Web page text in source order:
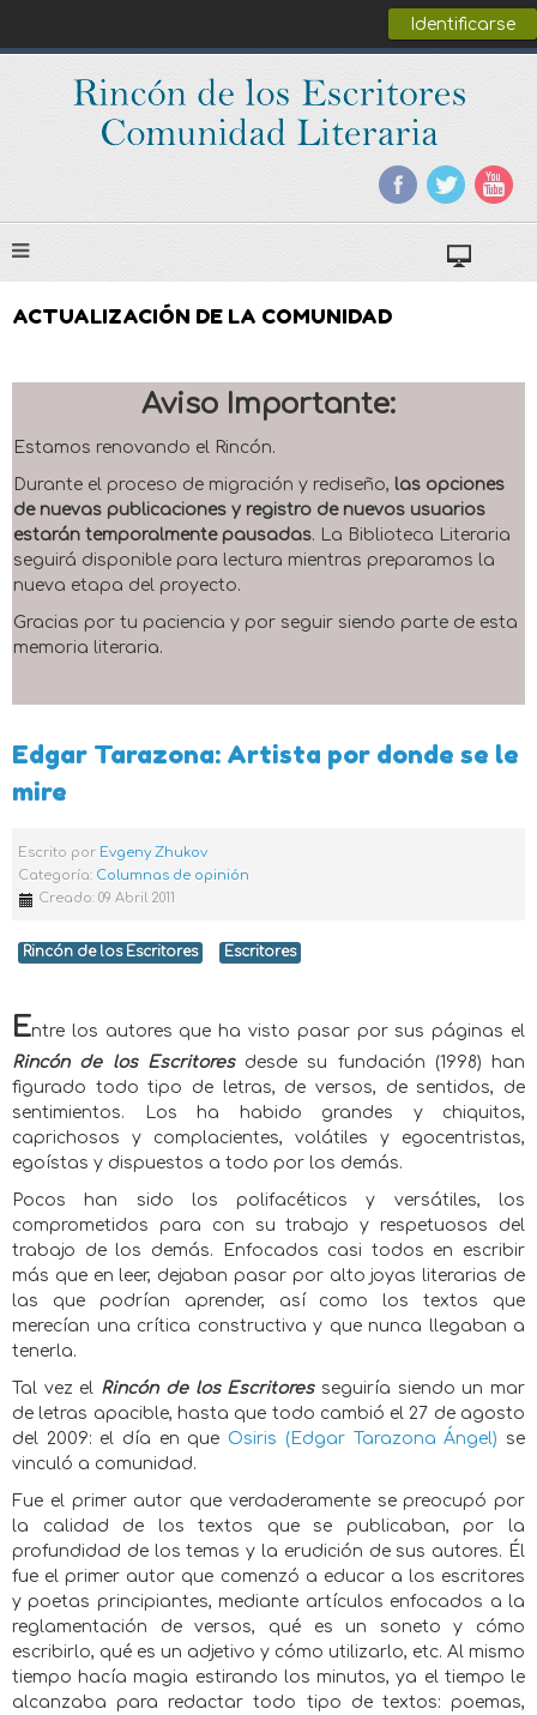
Identificarse
ACTUALIZACIÓN DE LA COMUNIDAD
Aviso Importante:
Estamos renovando el Rincón.
Durante el proceso de migración y rediseño, las opciones
de nuevas publicaciones y registro de nuevos usuarios
estarán temporalmente pausadas. La Biblioteca Literaria
seguirá disponible para lectura mientras preparamos la
nueva etapa del proyecto.
Gracias por tu paciencia y por seguir siendo parte de esta
memoria literaria.
Edgar Tarazona: Artista por donde se le
mire
Escrito por Evgeny Zhukov
Categoría: Columnas de opinión
Creado: 09 Abril 2011
Rincón de los Escritores Escritores
Entre los autores que ha visto pasar por sus páginas el
Rincón de los Escritoresdesde su fundación (1998) han
figurado todo tipo de letras, de versos, de sentidos, de
sentimientos. Los ha habido grandes y chiquitos,
caprichosos y complacientes, volátiles y egocentristas,
egoístas y dispuestos a todo por los demás.
Pocos han sido los polifacéticos y versátiles, los
comprometidos para con su trabajo y respetuosos del
trabajo de los demás. Enfocados casi todos en escribir
más que en leer, dejaban pasar por alto joyas literarias de
las que podrían aprender, así como los textos que
merecían una crítica constructiva y que nunca llegaban a
tenerla.
Tal vez el Rincón de los Escritoresseguiría siendo un mar
de letras apacible, hasta que todo cambió el 27 de agosto
del 2009: el día en que Osiris (Edgar Tarazona Ángel) se
vinculó a comunidad.
Fue el primer autor que verdaderamente se preocupó por
la calidad de los textos que se publicaban, por la
profundidad de los temas y la erudición de sus autores. Él
fue el primer autor que comenzó a educar a los escritores
y poetas principiantes, mediante artículos enfocados a la
reglamentación de versos, qué es un soneto y cómo
escribirlo, qué es un adjetivo y cómo utilizarlo, etc. Al mismo
tiempo hacía magia estirando los minutos, ya el tiempo le
alcanzaba para redactar todo tipo de textos: poemas,